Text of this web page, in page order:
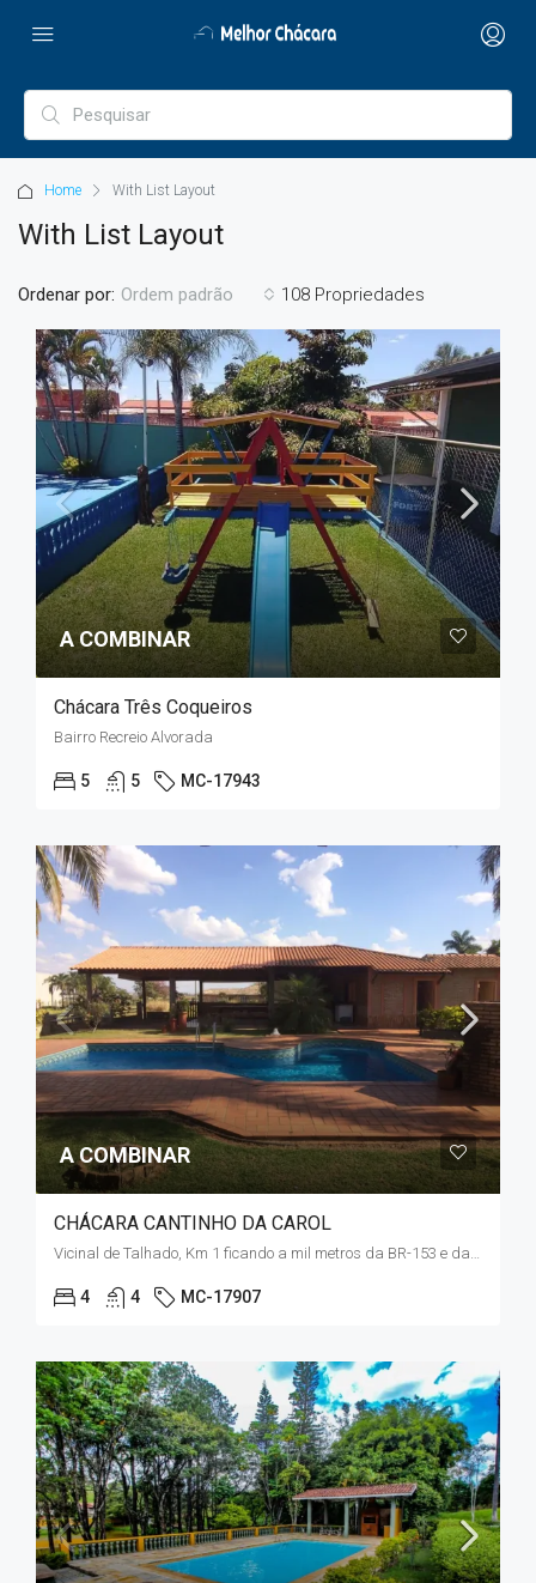
Home With List Layout
With List Layout
108 Propriedades
Ordenar por: Ordem padrão
A COMBINAR
Chácara Três Coqueiros
Bairro Recreio Alvorada
5 5 MC-17943
A COMBINAR
CHÁCARA CANTINHO DA CAROL
Vicinal de Talhado, Km 1 ficando a mil metros da BR-153 e da Av. Danilo Galeazzi
4 4 MC-17907